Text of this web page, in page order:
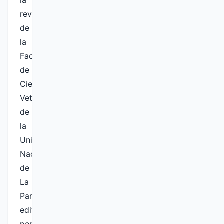
revista
de
la
Facultad
de
Ciencias
Veterinarias
de
la
Universidad
Nacional
de
La
Pampa,
editada